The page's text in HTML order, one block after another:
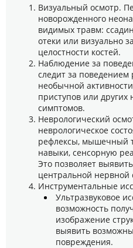
Визуальный осмотр.
новорожденного
видимых травм:
отеки или визуально
целостности костей.
Наблюдение за
следит за
необычной
приступов или других
симптомов.
Неврологический
неврологическое
рефлексы, мышечный
навыки, сенсорную
Это позволяет
центральной нервной
Инструментальные
Ультразвуковое
возможность
изображение
выявить
повреждения.